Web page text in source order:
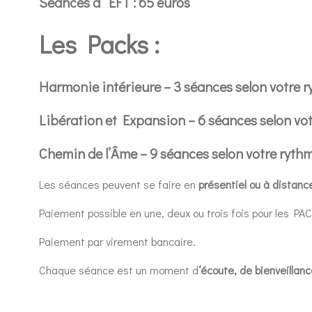
Les Packs :
Harmonie intérieure – 3 séances selon votre
Libération et Expansion – 6 séances selon
Chemin de l’Âme – 9 séances selon votre
Les séances peuvent se faire en présentiel ou à
Paiement possible en une, deux ou trois fois pour les
Paiement par virement bancaire.
Chaque séance est un moment d‘écoute, de